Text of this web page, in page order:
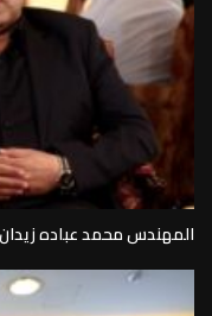
المهندس محمد عباده